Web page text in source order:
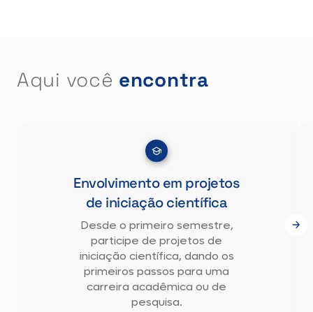
Aqui você encontra
Envolvimento em projetos
de iniciação científica
Desde o primeiro semestre,
participe de projetos de
iniciação científica, dando os
primeiros passos para uma
carreira acadêmica ou de
pesquisa.